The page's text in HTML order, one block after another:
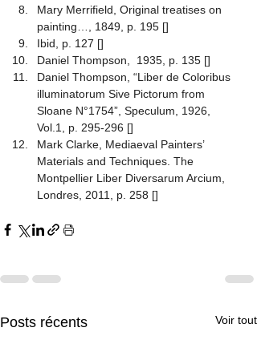
Mary Merrifield, Original treatises on
painting…, 1849, p. 195 []
Ibid, p. 127 []
Daniel Thompson,
1935, p. 135 []
Daniel Thompson, “Liber de Coloribus
illuminatorum Sive Pictorum from
Sloane N°1754”, Speculum, 1926,
Vol.1, p. 295-296 []
Mark Clarke, Mediaeval Painters’
Materials and Techniques. The
Montpellier Liber Diversarum Arcium,
Londres, 2011, p. 258 []
Posts récents Voir tout